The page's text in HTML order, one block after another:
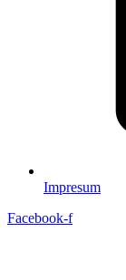
Impresum
Facebook-f